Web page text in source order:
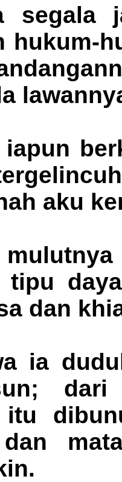
segala
hukum-
iapun
aku
tipu
dan
ia
itu